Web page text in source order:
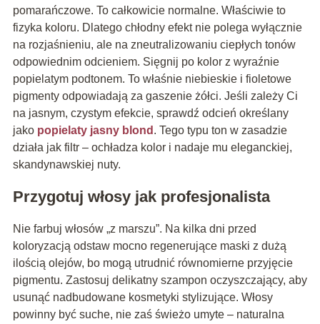
pomarańczowe. To całkowicie normalne. Właściwie to
fizyka koloru. Dlatego chłodny efekt nie polega wyłącznie
na rozjaśnieniu, ale na zneutralizowaniu ciepłych tonów
odpowiednim odcieniem. Sięgnij po kolor z wyraźnie
popielatym podtonem. To właśnie niebieskie i fioletowe
pigmenty odpowiadają za gaszenie żółci. Jeśli zależy Ci
na jasnym, czystym efekcie, sprawdź odcień określany
jako popielaty jasny blond . Tego typu ton w zasadzie
działa jak filtr – ochładza kolor i nadaje mu eleganckiej,
skandynawskiej nuty.
Przygotuj włosy jak profesjonalista
Nie farbuj włosów „z marszu”. Na kilka dni przed
koloryzacją odstaw mocno regenerujące maski z dużą
ilością olejów, bo mogą utrudnić równomierne przyjęcie
pigmentu. Zastosuj delikatny szampon oczyszczający, aby
usunąć nadbudowane kosmetyki stylizujące. Włosy
powinny być suche, nie zaś świeżo umyte – naturalna